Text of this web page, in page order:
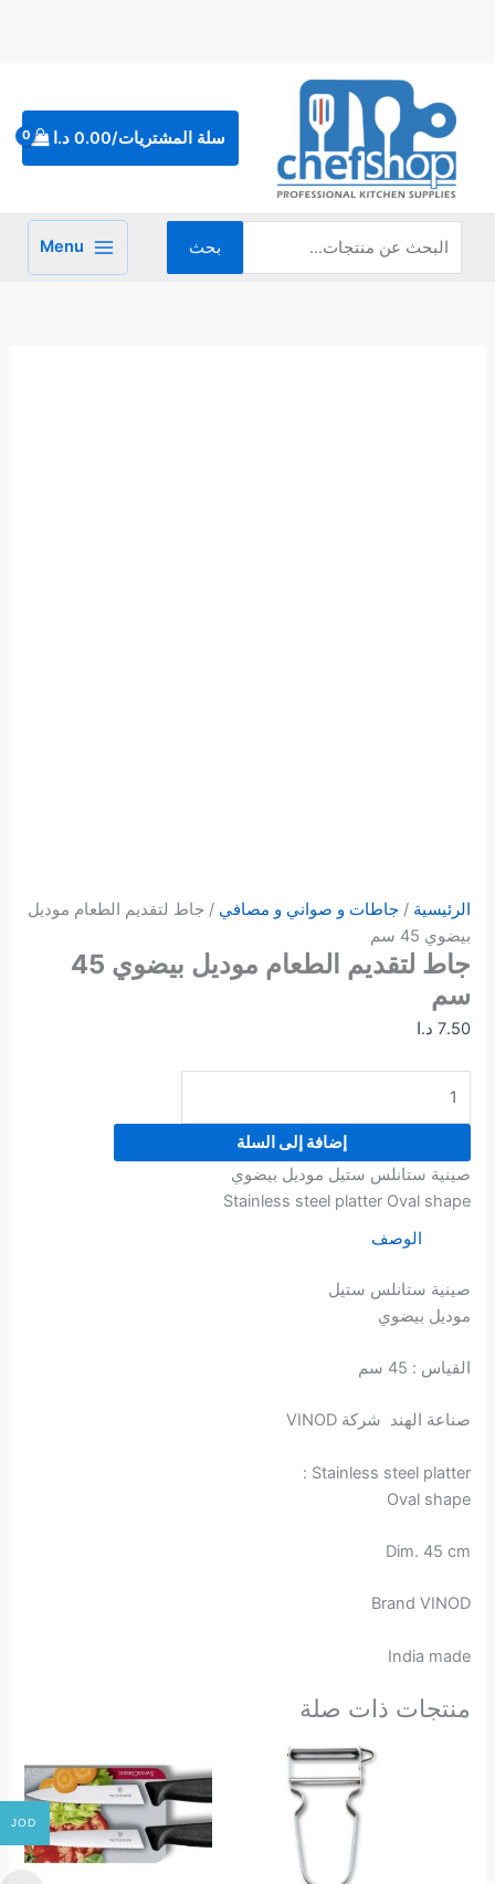
سلة المشتريات/0.00 د.ا
عن:
بحث Menu
الرئيسية /جاطات و صواني و مصافي / جاط لتقديم الطعام موديل
بيضوي 45 سم
جاط لتقديم الطعام موديل بيضوي 45
سم
7.50 د.ا
إضافة إلى السلة
صينية ستانلس ستيل موديل بيضوي
Stainless steel platter Oval shape
الوصف
صينية ستانلس ستيل
موديل بيضوي
القياس : 45 سم
صناعة الهند شركة VINOD
Stainless steel platter :
Oval shape
Dim. 45 cm
Brand VINOD
India made
منتجات ذات صلة
JOD